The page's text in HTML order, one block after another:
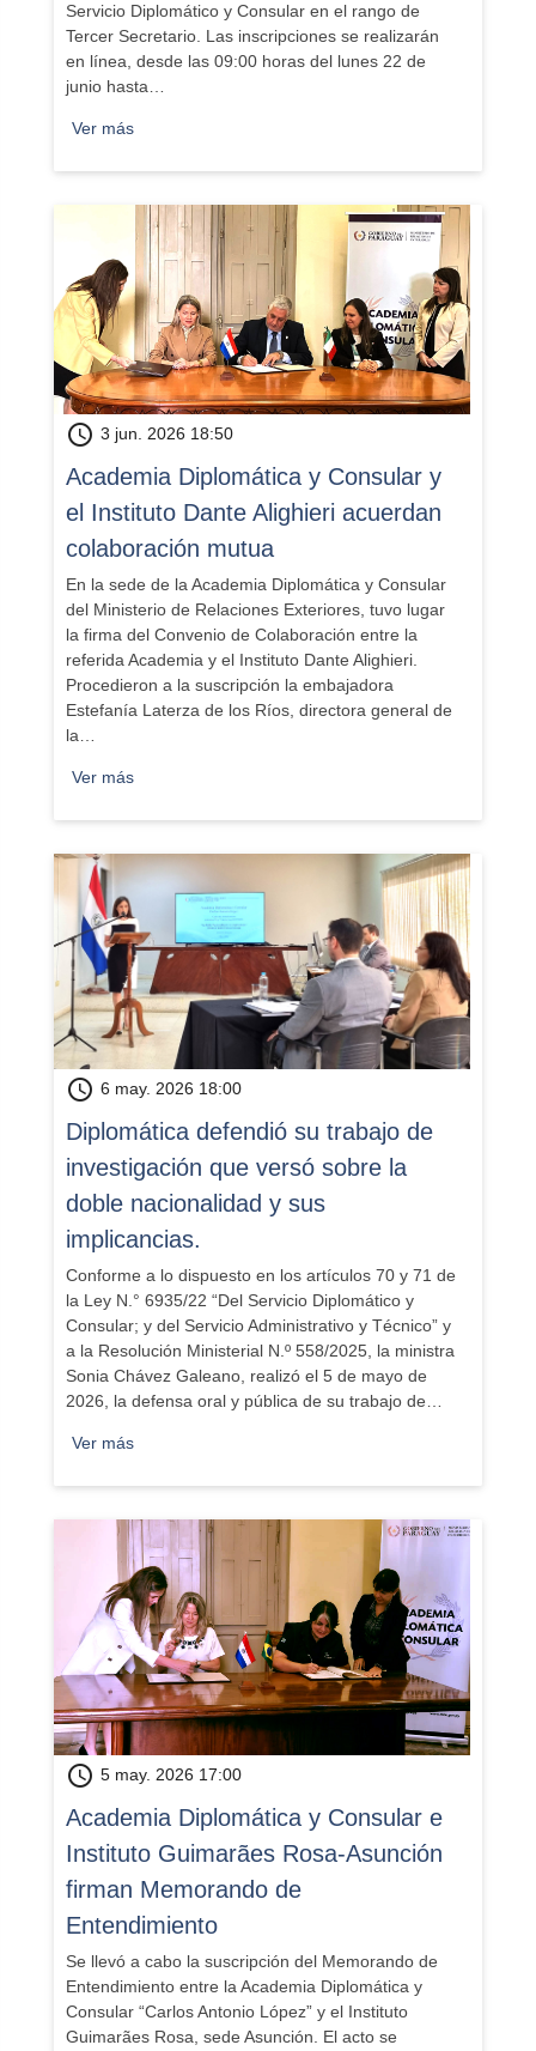
Servicio Diplomático y Consular en el rango de
Tercer Secretario. Las inscripciones se realizarán
en línea, desde las 09:00 horas del lunes 22 de
junio hasta…
Ver más
schedule 3 jun. 2026 18:50
Academia Diplomática y Consular y
el Instituto Dante Alighieri acuerdan
colaboración mutua
​En la sede de la Academia Diplomática y Consular
del Ministerio de Relaciones Exteriores, tuvo lugar
la firma del Convenio de Colaboración entre la
referida Academia y el Instituto Dante Alighieri.
Procedieron a la suscripción la embajadora
Estefanía Laterza de los Ríos, directora general de
la…
Ver más
schedule 6 may. 2026 18:00
​Diplomática defendió su trabajo de
investigación que versó sobre la
doble nacionalidad y sus
implicancias.
Conforme a lo dispuesto en los artículos 70 y 71 de
la Ley N.° 6935/22 “Del Servicio Diplomático y
Consular; y del Servicio Administrativo y Técnico” y
a la Resolución Ministerial N.º 558/2025, la ministra
Sonia Chávez Galeano, realizó el 5 de mayo de
2026, la defensa oral y pública de su trabajo de…
Ver más
schedule 5 may. 2026 17:00
Academia Diplomática y Consular e
Instituto Guimarães Rosa-Asunción
firman Memorando de
Entendimiento
Se llevó a cabo la suscripción del Memorando de
Entendimiento entre la Academia Diplomática y
Consular “Carlos Antonio López” y el Instituto
Guimarães Rosa, sede Asunción. El acto se